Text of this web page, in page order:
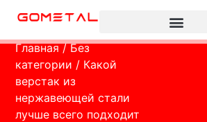
Главная/Без
категории / Какой
верстак из
нержавеющей стали
лучше всего подходит